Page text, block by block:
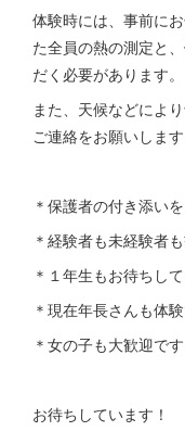
体験時には、事前に
た全員の熱の測定と
だく必要があります。
また、天候などによ
ご連絡をお願いします
＊保護者の付き添い
＊経験者も未経験者も
＊１年生もお待ちして
＊現在年長さんも体
＊女の子も大歓迎です
お待ちしています！